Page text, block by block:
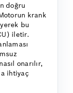
doğru
krank
bu
iletir.
onarılır,
ihtiyaç